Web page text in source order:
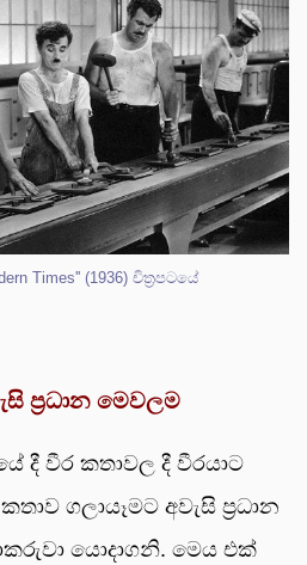
Times'' (1936) චිත්‍රපටයේ
ප්‍රධාන මෙවලම
දී වීර කතාවල දී වීරයාට
ගලායෑමට අවැසි ප්‍රධාන
යොදාගනි. මෙය එක්